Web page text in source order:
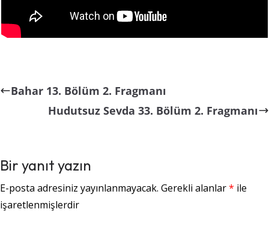
Bahar 13. Bölüm 2. Fragmanı
Hudutsuz Sevda 33. Bölüm 2. Fragmanı
Bir yanıt yazın
E-posta adresiniz yayınlanmayacak. Gerekli alanlar* ile
işaretlenmişlerdir